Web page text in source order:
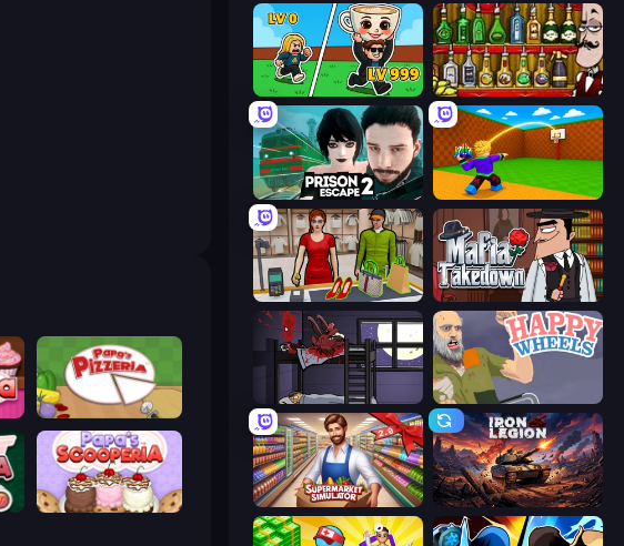
Papa's Pizzeria
Papa's Scooperia
Brainrot Arena Online Bartender The Right Mix
Prison Escape 2 Throw a Lucky Block
Shop Master 3D Mafia Takedown
The Visitor Happy Wheels
Supermarket Simulator: Store Manager Iron Legion